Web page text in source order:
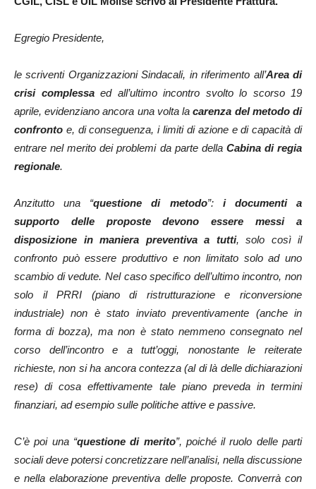
Egregio Presidente,
le scriventi Organizzazioni Sindacali, in riferimento all’Area di
crisi complessaed all’ultimo incontro svolto lo scorso 19
aprile, evidenziano ancora una volta lacarenza del metodo di
confronto e, di conseguenza, i limiti di azione e di capacità di
entrare nel merito dei problemi da parte della Cabina di regia
regionale.
Anzitutto una “questione di metodo”:i documenti a
supporto delle proposte devono essere messi a
disposizione in maniera preventiva a tutti, solo così il
confronto può essere produttivo e non limitato solo ad uno
scambio di vedute. Nel caso specifico dell’ultimo incontro, non
solo il PRRI (piano di ristrutturazione e riconversione
industriale) non è stato inviato preventivamente (anche in
forma di bozza), ma non è stato nemmeno consegnato nel
corso dell’incontro e a tutt’oggi, nonostante le reiterate
richieste, non si ha ancora contezza (al di là delle dichiarazioni
rese) di cosa effettivamente tale piano preveda in termini
finanziari, ad esempio sulle politiche attive e passive.
C’è poi una “questione di merito”, poiché il ruolo delle parti
sociali deve potersi concretizzare nell’analisi, nella discussione
e nella elaborazione preventiva delle proposte. Converrà con